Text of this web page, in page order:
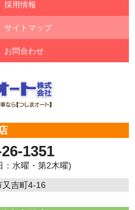
採用情報
サイトマップ
お問合わせ
1351
水曜・第2木曜)
又吉町4-16